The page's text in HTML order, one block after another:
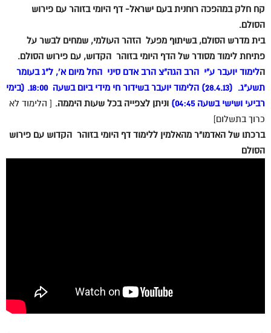
קח חלק במהפכה רוחנית בעם ישראל- דף היומי בזוהר עם פירוש
הסולם.
בית מדרש הסולם, בשיתוף מפעל הזהר העולמי, שמחים לבשר על
פתיחת לימוד מסודר של הדף היומי בזוהר הקדוש, עם פירוש הסולם.
הלימוד יועבר ע”י הרב הגה”צ הרב אדם סיני החל מיום א’, ל”ג בעומר
תשע”ג. (28.4.13) הלימוד יועבר בשידור חי מידי ביום בשעה 18:00. (בימי
רביעי ושישי בשעה 04:45)
וניתן לצפייה בכל שעות היממה. [ הלימוד לא
כרוך בתשלום]
ברכתו של האדמו”ר מהאלמין ללימוד דף היומי בזוהר הקדוש עם פירוש
הסולם